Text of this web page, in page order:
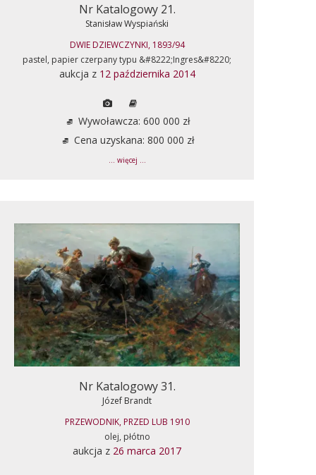
Nr Katalogowy 21.
Stanisław Wyspiański
DWIE DZIEWCZYNKI, 1893/94
pastel, papier czerpany typu &#8222;Ingres&#8220;
aukcja z 12 października 2014
Wywoławcza: 600 000 zł
Cena uzyskana: 800 000 zł
... więcej ...
Nr Katalogowy 31.
Józef Brandt
PRZEWODNIK, PRZED LUB 1910
olej, płótno
aukcja z 26 marca 2017